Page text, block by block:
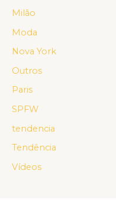
Milão
Moda
Nova York
Outros
Paris
SPFW
tendencia
Tendência
Vídeos